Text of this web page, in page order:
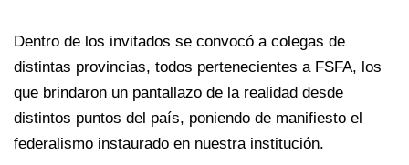
Dentro de los invitados se convocó a colegas de
distintas provincias, todos pertenecientes a FSFA, los
que brindaron un pantallazo de la realidad desde
distintos puntos del país, poniendo de manifiesto el
federalismo instaurado en nuestra institución.